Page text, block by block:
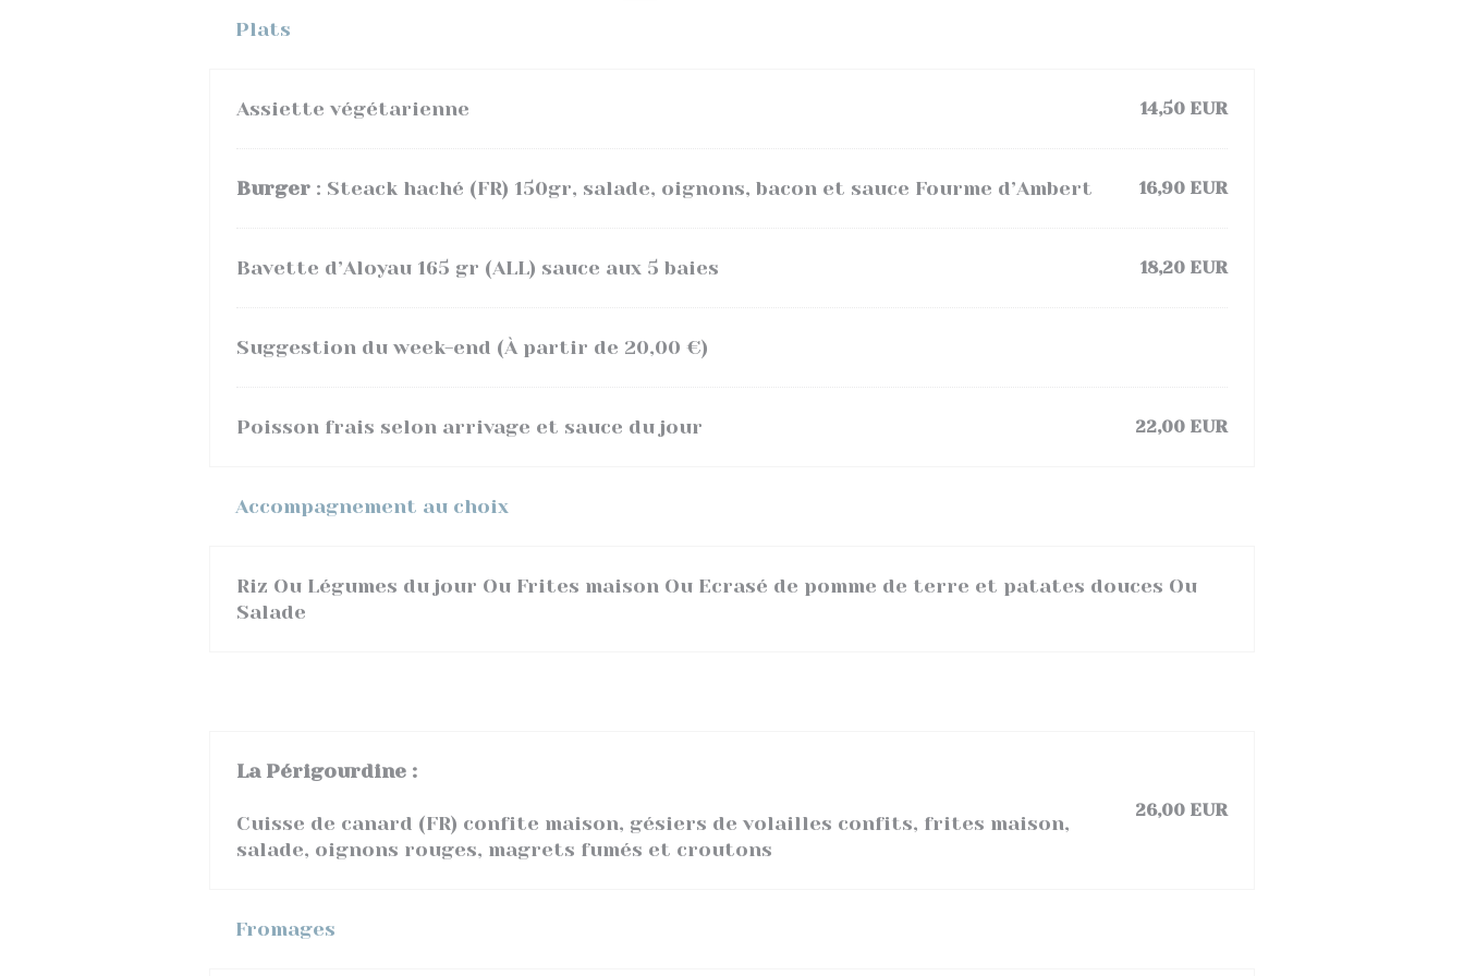
Plats
Assiette végétarienne 14,50 EUR
Burger : Steack haché (FR) 150gr, salade, oignons, bacon et sauce Fourme d’Ambert 16,90 EUR
Bavette d’Aloyau 165 gr (ALL) sauce aux 5 baies 18,20 EUR
Suggestion du week-end (À partir de 20,00 €)
Poisson frais selon arrivage et sauce du jour 22,00 EUR
Accompagnement au choix
Riz Ou Légumes du jour Ou Frites maison Ou Ecrasé de pomme de terre et patates douces Ou
Salade
La Périgourdine :
Cuisse de canard (FR) confite maison, gésiers de volailles confits, frites maison,
salade, oignons rouges, magrets fumés et croutons
26,00 EUR
Fromages